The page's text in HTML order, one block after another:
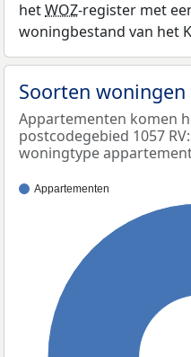
hetWOZ-register met
woningbestand van het
Soorten woningen
Appartementen komen
postcodegebied 1057
woningtype
Appartementen